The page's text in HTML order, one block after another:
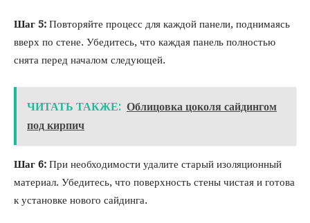
Шаг 5: Повторяйте процесс для каждой панели, поднимаясь
вверх по стене. Убедитесь, что каждая панель полностью
снята перед началом следующей.
ЧИТАТЬ ТАКЖЕ: Облицовка цоколя сайдингом
под кирпич
Шаг 6: При необходимости удалите старый изоляционный
материал. Убедитесь, что поверхность стены чистая и готова
к установке нового сайдинга.